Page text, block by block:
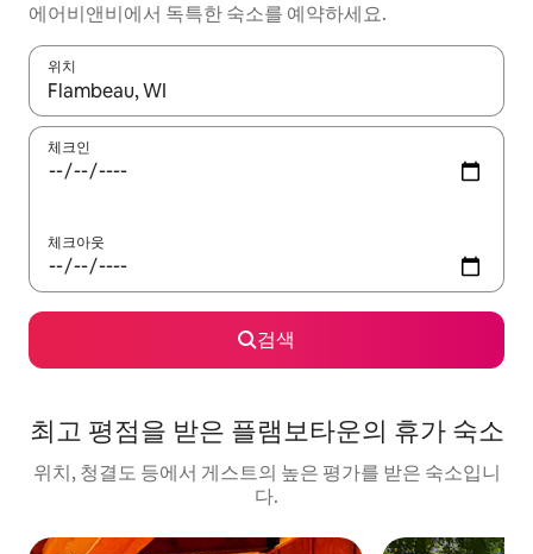
에어비앤비에서 독특한 숙소를 예약하세요.
위치
결과가 나오면 위·아래 화살표 키를 사용하거나 터치 또는 스와이
체크인
체크아웃
검색
최고 평점을 받은 플램보타운의 휴가 숙소
위치, 청결도 등에서 게스트의 높은 평가를 받은 숙소입니
다.